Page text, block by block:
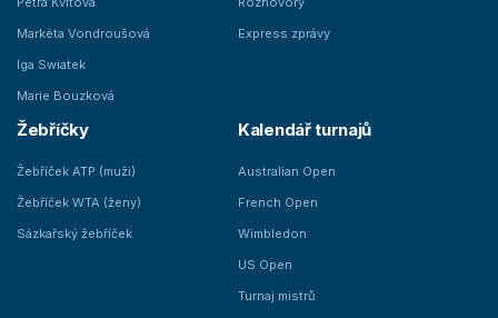
Markéta Vondroušová
Iga Swiatek
Marie Bouzková
Express zprávy
Žebříčky
Žebříček ATP (muži)
Žebříček WTA (ženy)
Sázkařský žebříček
Kalendář turnajů
Australian Open
French Open
Wimbledon
US Open
Turnaj mistrů